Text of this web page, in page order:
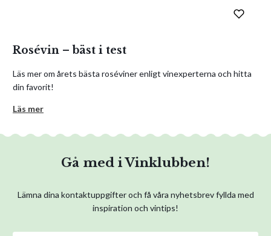
Rosévin – bäst i test
Läs mer om årets bästa roséviner enligt vinexperterna och hitta
din favorit!
Läs mer
Gå med i Vinklubben!
Lämna dina kontaktuppgifter och få våra nyhetsbrev fyllda med
inspiration och vintips!